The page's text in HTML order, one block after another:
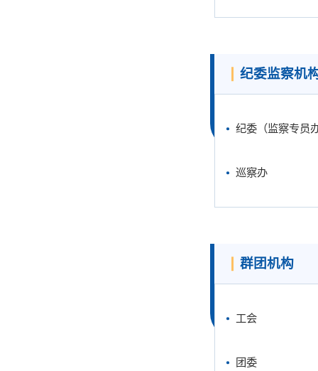
纪委监察机
纪委（监察专员
巡察办
群团机构
工会
团委